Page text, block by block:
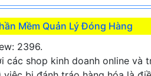
Mềm Quản Lý Đóng Hàng
2396.
các shop kinh doanh online và